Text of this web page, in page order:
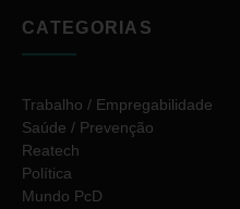
CATEGORIAS
Trabalho / Empregabilidade
Saúde / Prevenção
Reatech
Política
Mundo PcD